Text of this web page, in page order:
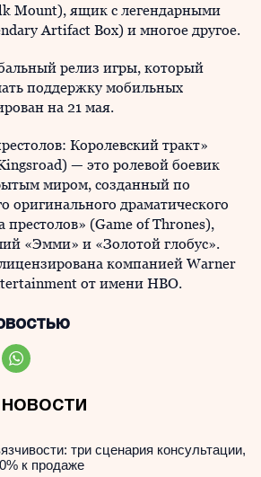
Mount), ящик с легендарными
Artifact Box) и многое другое.
релиз игры, который
поддержку мобильных
на 21 мая.
Королевский тракт»
— это ролевой боевик
миром, созданный по
оригинального драматического
престолов» (Game of Thrones),
«Эмми» и «Золотой глобус».
компанией Warner
от имени HBO.
три сценария консультации,
к продаже